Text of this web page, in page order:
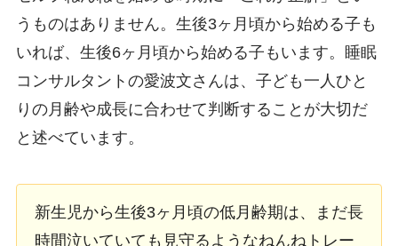
うものはありません。生後3ヶ月頃から始める子も
いれば、生後6ヶ月頃から始める子もいます。睡眠
コンサルタントの愛波文さんは、子ども一人ひと
りの月齢や成長に合わせて判断することが大切だ
と述べています。
新生児から生後3ヶ月頃の低月齢期は、まだ長
時間泣いていても見守るようなねんねトレー